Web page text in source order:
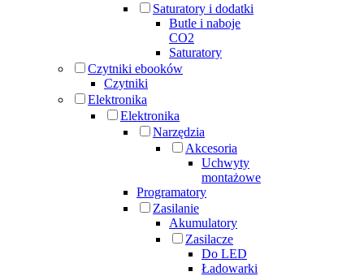
Saturatory i dodatki
Butle i naboje
CO2
Saturatory
Czytniki ebooków
Czytniki
Elektronika
Elektronika
Narzędzia
Akcesoria
Uchwyty
montażowe
Programatory
Zasilanie
Akumulatory
Zasilacze
Do LED
Ładowarki